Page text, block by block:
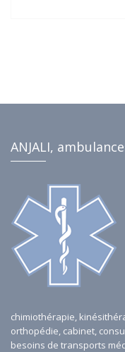
ANJALI,
chimiothérapie,
orthopédie, cabinet,
besoins de transports